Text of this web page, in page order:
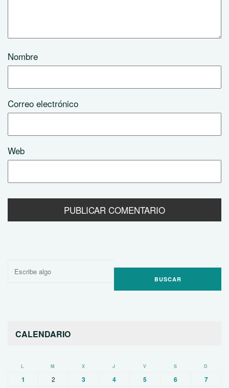
Nombre
Correo electrónico
Web
Buscar
CALENDARIO
L M X J V S D
1 2 3 4 5 6
7